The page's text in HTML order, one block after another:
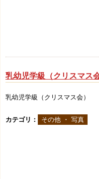
乳幼児学級（クリスマス
乳幼児学級（クリスマス会）
カテゴリ： その他 ・ 写真